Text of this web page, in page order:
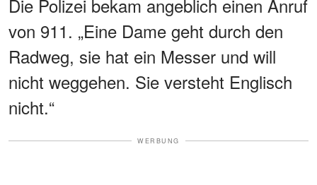
Die Polizei bekam angeblich einen Anruf
von 911. „Eine Dame geht durch den
Radweg, sie hat ein Messer und will
nicht weggehen. Sie versteht Englisch
nicht.“
WERBUNG